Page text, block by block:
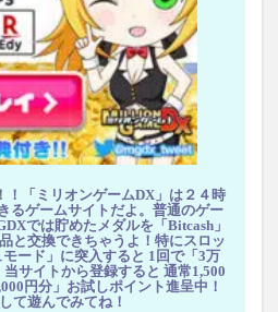
！「ミリオンゲームDX」は２４時
るゲームサイトだよ。普通のゲー
では貯めたメダルを「Bitcash」
と交換できちゃうよ！特にスロッ
ード」に突入すると 1回で「3万
サイトから登録すると 通常1,500
円分」お試しポイント進呈中！
て遊んでみてね！